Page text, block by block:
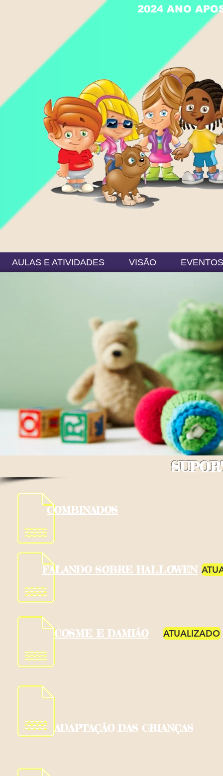
2024 ANO
AULAS E ATIVIDADES VISÃO EVENTOS
COMBINADOS
FALANDO SOBRE HALLOWEN
COSME E DAMIÃO ATUALIZADO
ADAPTAÇÃO DAS CRIANÇAS